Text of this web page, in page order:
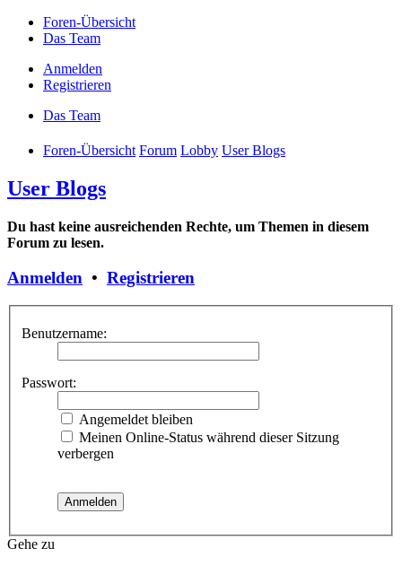
Foren-Übersicht
Das Team
Anmelden
Registrieren
Das Team
Foren-Übersicht Forum Lobby User Blogs
User Blogs
Du hast keine ausreichenden Rechte, um Themen in diesem
Forum zu lesen.
Anmelden • Registrieren
Benutzername:
Passwort:
Angemeldet bleiben
Meinen Online-Status während dieser Sitzung
verbergen
Gehe zu